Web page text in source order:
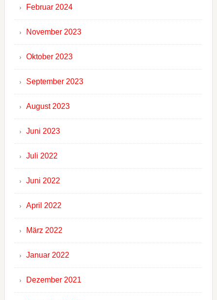
Februar 2024
November 2023
Oktober 2023
September 2023
August 2023
Juni 2023
Juli 2022
Juni 2022
April 2022
März 2022
Januar 2022
Dezember 2021